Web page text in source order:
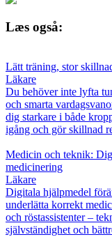
Læs også:
Lätt träning, stor
Läkare
Du behöver inte lyfta
och smarta
dig starkare i både
igång och gör skillnad
Medicin och teknik:
medicinering
Läkare
Digitala hjälpmedel
underlätta korrekt
och röstassistenter –
självständighet och